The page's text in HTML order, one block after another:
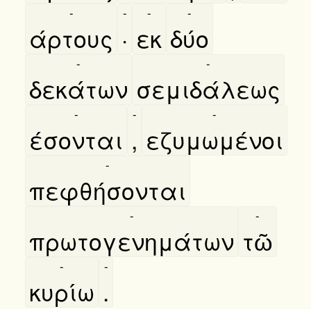
άρτους
-
·
-
εκ
-
δύο
-
δεκάτων
-
σεμιδάλεως
-
έσονται
-
,
-
εζυμωμένοι
-
πεφθήσονται
-
πρωτογενημάτων
-
τῶ
-
κυρίω
-
.
-